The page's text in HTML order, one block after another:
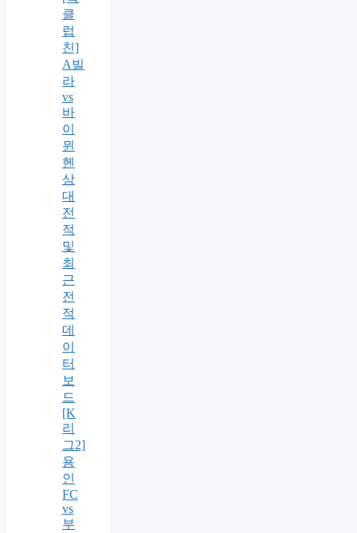
클
럽
친]
A빌
라
vs
바
이
뮌
헨
상
대
전
적
및
최
근
전
적
데
이
터
보
드
[K
리
그2]
용
인
FC
vs
부